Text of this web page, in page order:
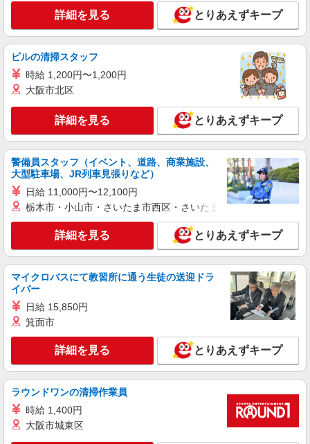
松）/26-0483287
事務経験が活かせる！SAP使用のデータ入力
￥1,430≪長期のおしごと≫
時給1430円 ●月収例：￥1,430×7時間30分＝
￥10,725×21日＝￥225,225+交通費+残業代
静岡県浜松市中央区／最寄駅：浜松駅、新浜松
キープ 詳細を見る
パーソルテンプスタッフ株式会社 静岡コーディネートセンター（浜
松）/26-0601130
［長期］9－17時★受発注データ入力や伝票作
成など
時給1400円 月収例：205,800円（時給1,400円
×7時間×21日間の場合）
静岡県浜松市中央区／最寄駅：天竜川駅、自動
車学校前駅 【旧東区】 ≪車通勤可≫ 駐車場
は無料で使用できます。
キープ 詳細を見る
パーソルテンプスタッフ株式会社 静岡コーディネートセンター（浜
松）/26-0603872
＼かんたん事務／未経験から少しずつできるこ
とが増えていくって楽しい★
静岡県浜松市中央区／最寄駅：浜松駅、新浜松
詳細を見る とりあえずキープ
ビルの清掃スタッフ
時給 1,200円〜1,200円
大阪市北区
詳細を見る とりあえずキープ
警備員スタッフ（イベント、道路、商業施設、
大型駐車場、JR列車見張りなど）
日給 11,000円〜12,100円
栃木市・小山市・さいたま市西区・さいたま市岩槻区・久喜市・
詳細を見る とりあえずキープ
マイクロバスにて教習所に通う生徒の送迎ドラ
イバー
日給 15,850円
箕面市
詳細を見る とりあえずキープ
ラウンドワンの清掃作業員
時給 1,400円
大阪市城東区